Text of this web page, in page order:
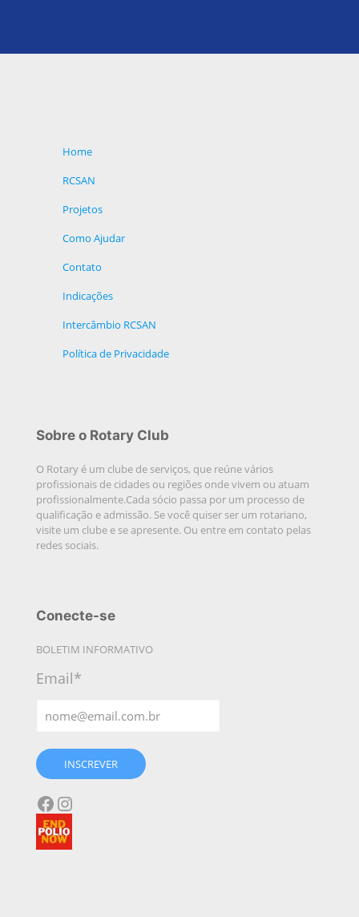
Home
RCSAN
Projetos
Como Ajudar
Contato
Indicações
Intercâmbio RCSAN
Política de Privacidade
Sobre o Rotary Club
O Rotary é um clube de serviços, que reúne vários
profissionais de cidades ou regiões onde vivem ou atuam
profissionalmente.Cada sócio passa por um processo de
qualificação e admissão. Se você quiser ser um rotariano,
visite um clube e se apresente. Ou entre em contato pelas
redes sociais.
Conecte-se
BOLETIM INFORMATIVO
Email*
INSCREVER
Facebook
Instagram